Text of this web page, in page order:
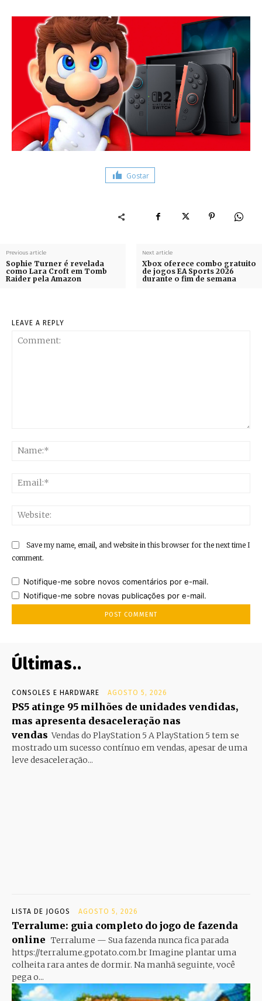
Gostar
Previous article
Sophie Turner é revelada
como Lara Croft em Tomb
Raider pela Amazon
Next article
Xbox oferece combo gratuito
de jogos EA Sports 2026
durante o fim de semana
LEAVE A REPLY
Save my name, email, and website in this browser for the next time I
comment.
Notifique-me sobre novos comentários por e-mail.
Notifique-me sobre novas publicações por e-mail.
Últimas..
CONSOLES E HARDWARE AGOSTO 5, 2026
PS5 atinge 95 milhões de unidades vendidas,
mas apresenta desaceleração nas
vendas Vendas do PlayStation 5 A PlayStation 5 tem se
mostrado um sucesso contínuo em vendas, apesar de uma
leve desaceleração...
LISTA DE JOGOS AGOSTO 5, 2026
Terralume: guia completo do jogo de fazenda
online Terralume — Sua fazenda nunca fica parada
https://terralume.gpotato.com.br Imagine plantar uma
colheita rara antes de dormir. Na manhã seguinte, você
pega o...